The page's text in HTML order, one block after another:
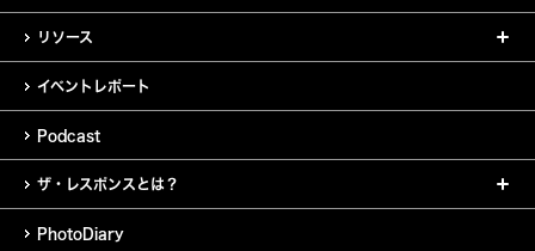
リソース
イベントレポート
Podcast
ザ・レスポンスとは？
PhotoDiary